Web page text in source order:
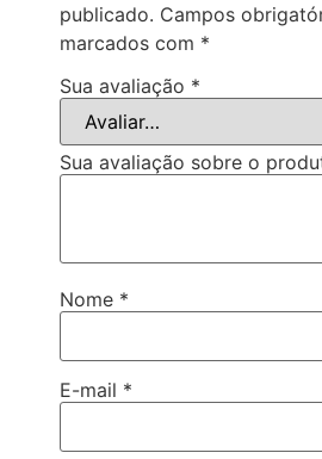
publicado. Campos
marcados com *
Sua avaliação *
Sua avaliação sobre o
Nome *
E-mail *